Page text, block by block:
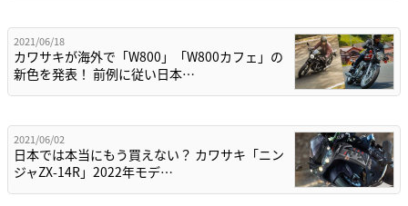
2021/06/18
カワサキが海外で「W800」「W800カフェ」の
新色を発表！ 前例に従い日本…
2021/06/02
日本では本当にもう買えない？ カワサキ「ニン
ジャZX-14R」2022年モデ…